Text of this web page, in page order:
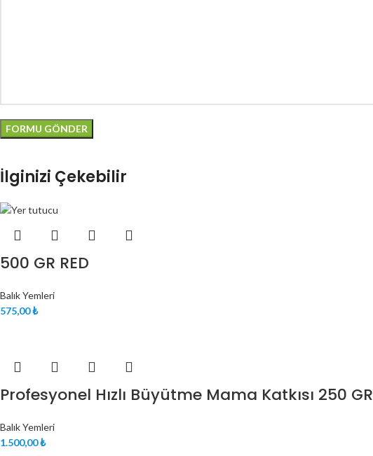
İlginizi Çekebilir
500 GR RED
Balık Yemleri
575,00₺
Profesyonel Hızlı Büyütme Mama Katkısı 250 GR
Balık Yemleri
1.500,00₺